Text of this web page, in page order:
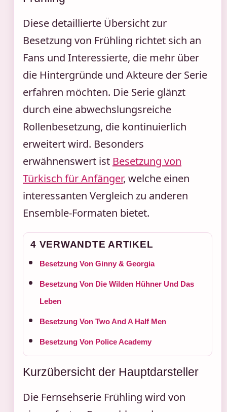
Diese detaillierte Übersicht zur
Besetzung von Frühling richtet sich an
Fans und Interessierte, die mehr über
die Hintergründe und Akteure der Serie
erfahren möchten. Die Serie glänzt
durch eine abwechslungsreiche
Rollenbesetzung, die kontinuierlich
erweitert wird. Besonders
erwähnenswert ist Besetzung von
Türkisch für Anfänger, welche einen
interessanten Vergleich zu anderen
Ensemble-Formaten bietet.
4 VERWANDTE ARTIKEL
Besetzung Von Ginny & Georgia
Besetzung Von Die Wilden Hühner Und Das
Leben
Besetzung Von Two And A Half Men
Besetzung Von Police Academy
Kurzübersicht der Hauptdarsteller
Die Fernsehserie Frühling wird von